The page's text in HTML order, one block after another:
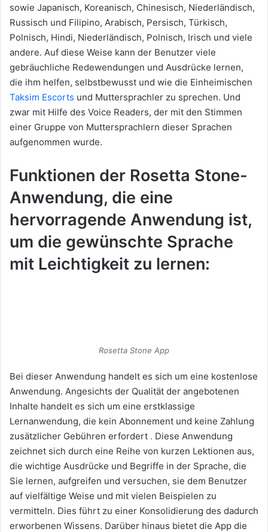
sowie Japanisch, Koreanisch, Chinesisch, Niederländisch,
Russisch und Filipino, Arabisch, Persisch, Türkisch,
Polnisch, Hindi, Niederländisch, Polnisch, Irisch und viele
andere. Auf diese Weise kann der Benutzer viele
gebräuchliche Redewendungen und Ausdrücke lernen,
die ihm helfen, selbstbewusst und wie die Einheimischen
Taksim Escorts und Muttersprachler zu sprechen. Und
zwar mit Hilfe des Voice Readers, der mit den Stimmen
einer Gruppe von Muttersprachlern dieser Sprachen
aufgenommen wurde.
Funktionen der Rosetta Stone-
Anwendung, die eine
hervorragende Anwendung ist,
um die gewünschte Sprache
mit Leichtigkeit zu lernen:
Rosetta Stone App
Bei dieser Anwendung handelt es sich um eine kostenlose
Anwendung. Angesichts der Qualität der angebotenen
Inhalte handelt es sich um eine erstklassige
Lernanwendung, die kein Abonnement und keine Zahlung
zusätzlicher Gebühren erfordert . Diese Anwendung
zeichnet sich durch eine Reihe von kurzen Lektionen aus,
die wichtige Ausdrücke und Begriffe in der Sprache, die
Sie lernen, aufgreifen und versuchen, sie dem Benutzer
auf vielfältige Weise und mit vielen Beispielen zu
vermitteln. Dies führt zu einer Konsolidierung des dadurch
erworbenen Wissens. Darüber hinaus bietet die App die